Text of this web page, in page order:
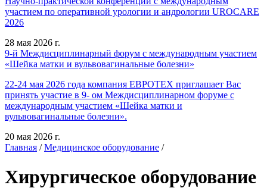
участием по оперативной урологии и андрологии UROCARE
2026
28 мая 2026 г.
9-й Междисциплинарный форум с международным участием
«Шейка матки и вульвовагинальные болезни»
22-24 мая 2026 года компания ЕВРОТЕХ приглашает Вас
принять участие в 9- ом Междисциплинарном форуме с
международным участием «Шейка матки и
вульвовагинальные болезни».
20 мая 2026 г.
Главная / Медицинское оборудование /
Хирургическое оборудование